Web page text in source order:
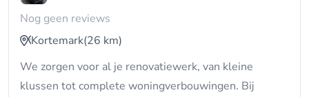
Nog geen reviews
Kortemark(26 km)
We zorgen voor al je renovatiewerk, van kleine
klussen tot complete woningverbouwingen. Bij